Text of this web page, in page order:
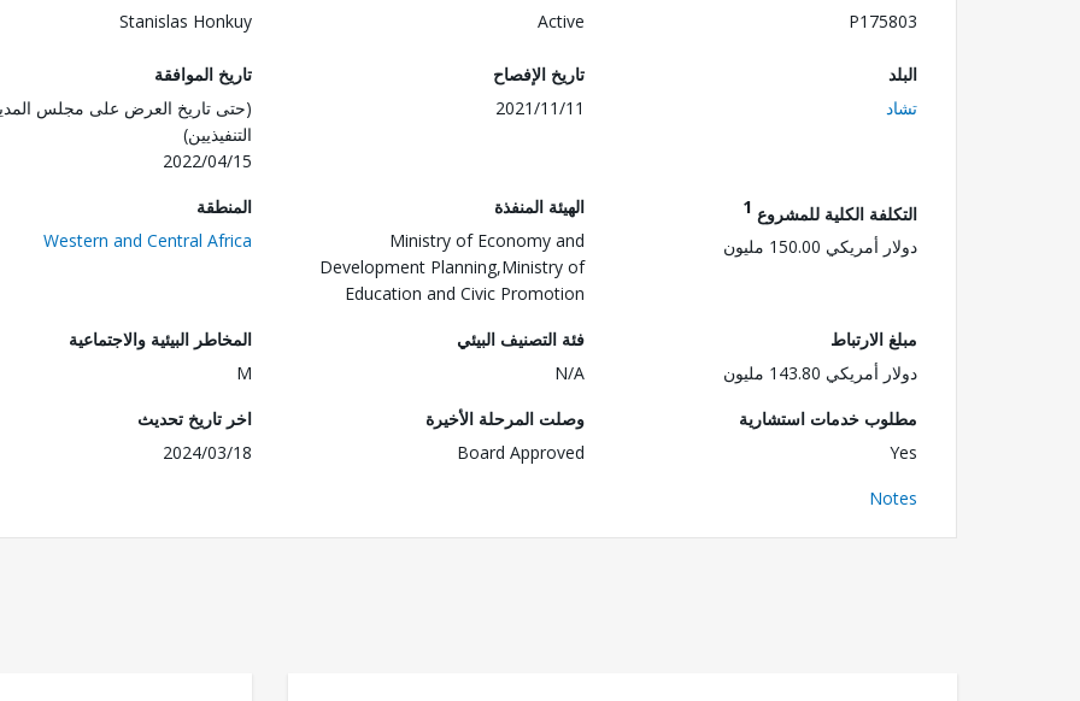
P175803
Active
Stanislas Honkuy
البلد
تشاد
تاريخ الإفصاح
2021/11/11
تاريخ الموافقة
(حتى تاريخ العرض على مجلس
التنفيذيين)
2022/04/15
التكلفة الكلية للمشروع 1
دولار أمريكي 150.00 مليون
الهيئة المنفذة
Ministry of Economy and
Development Planning,Ministry of
Education and Civic Promotion
المنطقة
Western and Central Africa
مبلغ الارتباط
دولار أمريكي 143.80 مليون
فئة التصنيف البيئي
N/A
المخاطر البيئية والاجتماعية
M
مطلوب خدمات استشارية
Yes
وصلت المرحلة الأخيرة
Board Approved
اخر تاريخ تحديث
2024/03/18
Notes